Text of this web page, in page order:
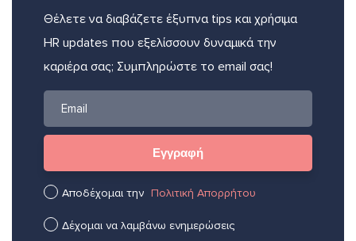
Θέλετε να διαβάζετε έξυπνα tips και χρήσιμα
HR updates που εξελίσσουν δυναμικά την
καριέρα σας; Συμπληρώστε το email σας!
Αποδέχομαι την Πολιτική Απορρήτου
Δέχομαι να λαμβάνω ενημερώσεις